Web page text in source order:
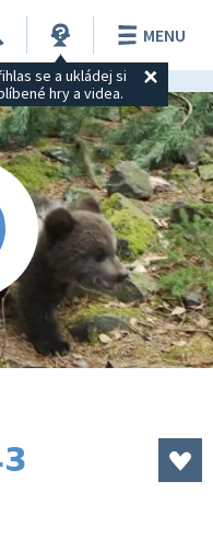
se a ukládej si
hry a videa.
MENU